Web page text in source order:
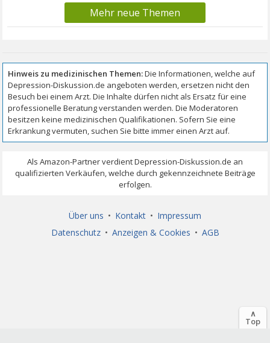
Mehr neue Themen
Über uns • Kontakt • Impressum
Datenschutz • Anzeigen & Cookies • AGB
∧
Top